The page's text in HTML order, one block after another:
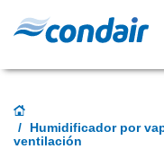
Humidificador por
ventilación